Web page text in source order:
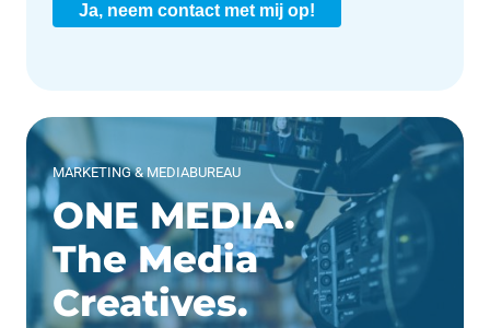
Ja, neem contact met mij op!
MARKETING & MEDIABUREAU
ONE MEDIA.
The Media
Creatives.